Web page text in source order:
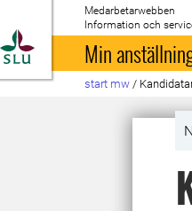
Till startsida
Medarbetarwebben
Information och
Min
start mw /